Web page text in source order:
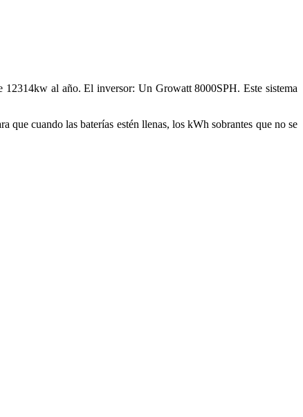
12314kw al año. El inversor: Un Growatt 8000SPH. Este sistema
que cuando las baterías estén llenas, los kWh sobrantes que no se